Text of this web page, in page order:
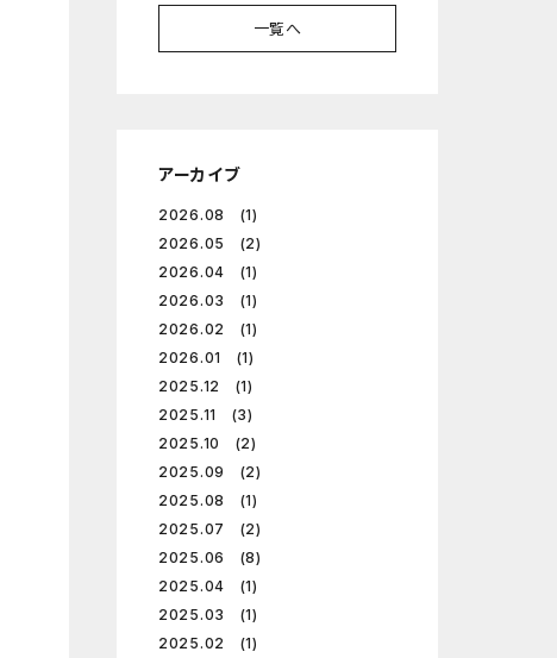
一覧へ
アーカイブ
2026.08 (1)
2026.05 (2)
2026.04 (1)
2026.03 (1)
2026.02 (1)
2026.01 (1)
2025.12 (1)
2025.11 (3)
2025.10 (2)
2025.09 (2)
2025.08 (1)
2025.07 (2)
2025.06 (8)
2025.04 (1)
2025.03 (1)
2025.02 (1)